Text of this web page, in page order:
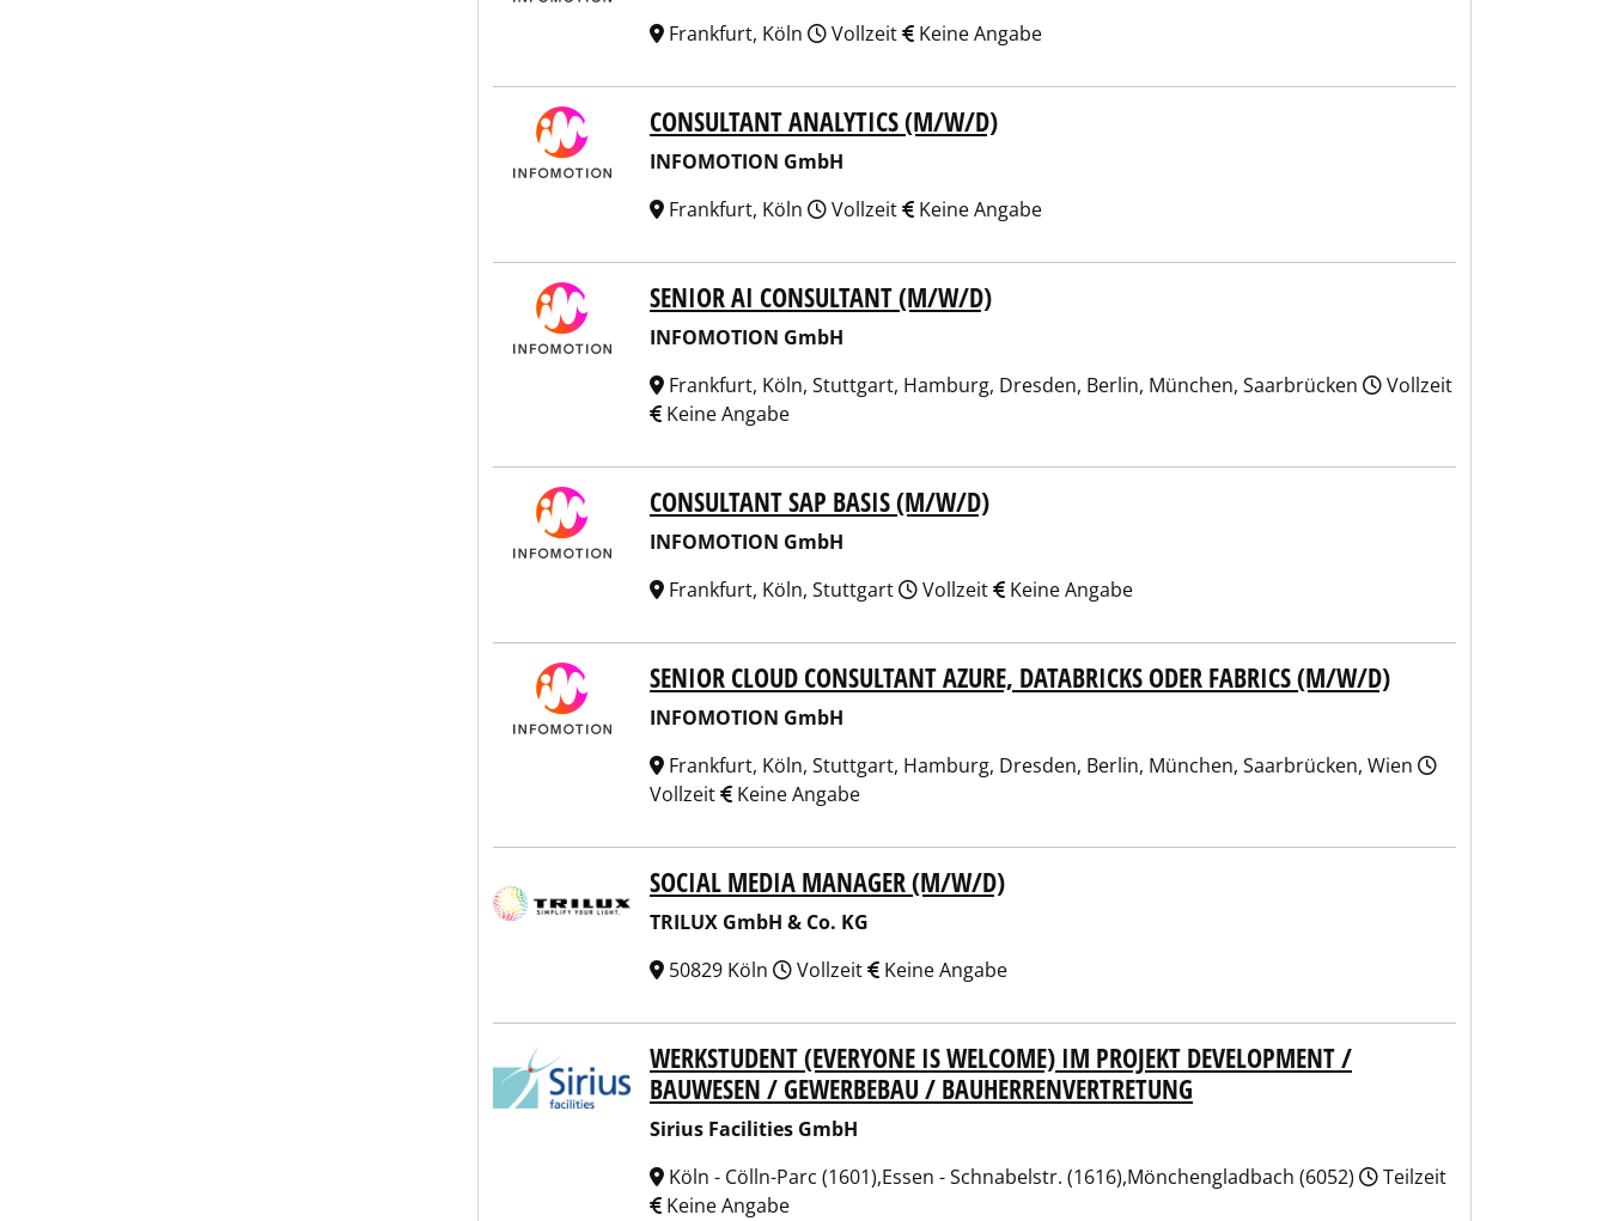
Frankfurt, Köln
Vollzeit Keine Angabe
INFOMOTION GmbHCONSULTANT ANALYTICS (M/W/D)
INFOMOTION GmbH
Frankfurt, Köln
Vollzeit Keine Angabe
INFOMOTION GmbHSENIOR AI CONSULTANT (M/W/D)
INFOMOTION GmbH
Frankfurt, Köln, Stuttgart, Hamburg, Dresden, Berlin, München, Saarbrücken
Vollzeit
Keine Angabe
INFOMOTION GmbHCONSULTANT SAP BASIS (M/W/D)
INFOMOTION GmbH
Frankfurt, Köln, Stuttgart
Vollzeit Keine Angabe
INFOMOTION GmbHSENIOR CLOUD CONSULTANT AZURE, DATABRICKS ODER FABRICS (M/W/D)
INFOMOTION GmbH
Frankfurt, Köln, Stuttgart, Hamburg, Dresden, Berlin, München, Saarbrücken, Wien
Vollzeit
Keine Angabe
TRILUX GmbH & Co. KGSOCIAL MEDIA MANAGER (M/W/D)
TRILUX GmbH & Co. KG
50829 Köln
Vollzeit Keine Angabe
Sirius Facilities GmbHWERKSTUDENT (EVERYONE IS WELCOME) IM PROJEKT DEVELOPMENT /
BAUWESEN / GEWERBEBAU / BAUHERRENVERTRETUNG
Sirius Facilities GmbH
Köln - Cölln-Parc (1601),Essen - Schnabelstr. (1616),Mönchengladbach (6052)
Teilzeit
Keine Angabe